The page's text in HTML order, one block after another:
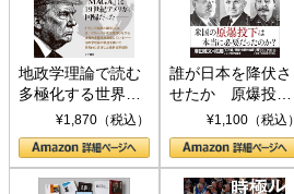
地政学理論で読む
多極化する世界：
トランプとBRICS
の挑戦
¥1,870（税込）
誰が日本を降伏さ
せたか 原爆投
下、ソ連参戦、そ
して聖断 (PHP新
書)
¥1,100（税込）